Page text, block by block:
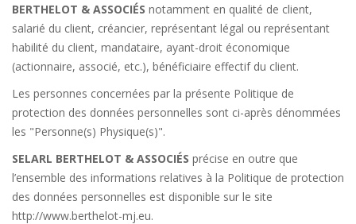
BERTHELOT & ASSOCIÉS notamment en qualité de client,
salarié du client, créancier, représentant légal ou représentant
habilité du client, mandataire, ayant-droit économique
(actionnaire, associé, etc.), bénéficiaire effectif du client.
Les personnes concernées par la présente Politique de
protection des données personnelles sont ci-après dénommées
les "Personne(s) Physique(s)".
SELARL BERTHELOT & ASSOCIÉS précise en outre que
l’ensemble des informations relatives à la Politique de protection
des données personnelles est disponible sur le site
http://www.berthelot-mj.eu.